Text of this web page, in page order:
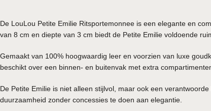
De LouLou Petite Emilie Ritsportemonnee is een elegante en
van 8 cm en diepte van 3 cm biedt de Petite Emilie voldoende
Gemaakt van 100% hoogwaardig leer en voorzien van luxe
beschikt over een binnen- en buitenvak met extra
De Petite Emilie is niet alleen stijlvol, maar ook een
duurzaamheid zonder concessies te doen aan elegantie.